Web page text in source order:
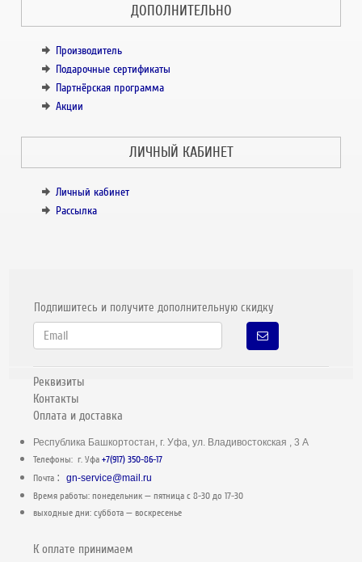
ДОПОЛНИТЕЛЬНО
Производитель
Подарочные сертификаты
Партнёрская программа
Акции
ЛИЧНЫЙ КАБИНЕТ
Личный кабинет
Рассылка
Подпишитесь и получите дополнительную скидку
Реквизиты
Контакты
Оплата и доставка
Республика Башкортостан, г. Уфа, ул. Владивостокская , 3 А
Телефоны: г. Уфа+7(917) 350-86-17
Почта :gn-service@mail.ru
Время работы: понедельник — пятница c 8-30 до 17-30
выходные дни: суббота — воскресенье
К оплате принимаем